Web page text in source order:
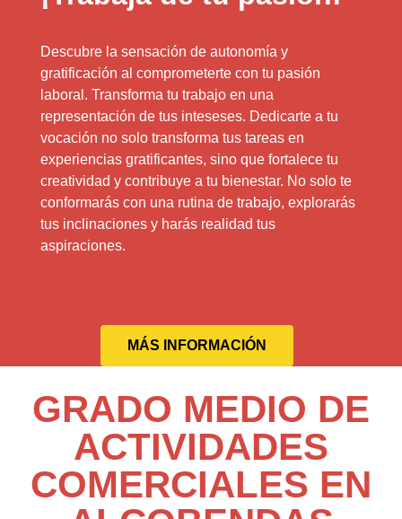
Descubre la sensación de autonomía y
gratificación al comprometerte con tu pasión
laboral. Transforma tu trabajo en una
representación de tus inteseses. Dedicarte a tu
vocación no solo transforma tus tareas en
experiencias gratificantes, sino que fortalece tu
creatividad y contribuye a tu bienestar. No solo te
conformarás con una rutina de trabajo, explorarás
tus inclinaciones y harás realidad tus
aspiraciones.
MÁS INFORMACIÓN
GRADO MEDIO DE
ACTIVIDADES
COMERCIALES EN